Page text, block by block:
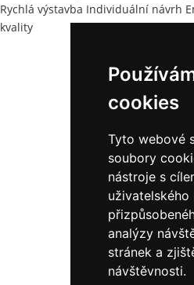
cookies
Tyto webové
soubory
nástroje s
analýzy
stránek a
návštěvnosti.
Rychlá výstavba Individuální návrh
kvality